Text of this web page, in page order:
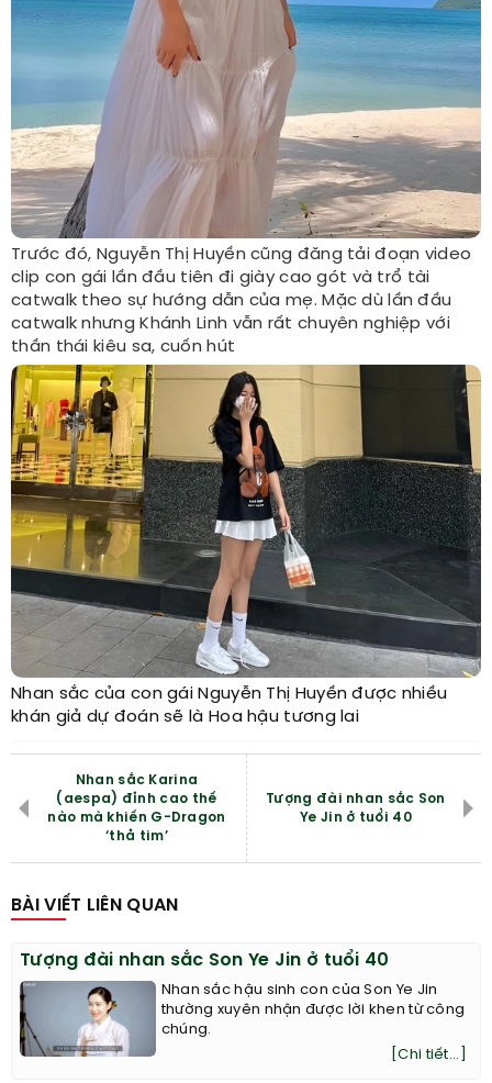
Trước đó, Nguyễn Thị Huyền cũng đăng tải đoạn video
clip con gái lần đầu tiên đi giày cao gót và trổ tài
catwalk theo sự hướng dẫn của mẹ. Mặc dù lần đầu
catwalk nhưng Khánh Linh vẫn rất chuyên nghiệp với
thần thái kiêu sa, cuốn hút
Nhan sắc của con gái Nguyễn Thị Huyền được nhiều
khán giả dự đoán sẽ là Hoa hậu tương lai
Nhan sắc Karina
(aespa) đỉnh cao thế
nào mà khiến G-Dragon
‘thả tim’
Tượng đài nhan sắc Son
Ye Jin ở tuổi 40
BÀI VIẾT LIÊN QUAN
Tượng đài nhan sắc Son Ye Jin ở tuổi 40
Nhan sắc hậu sinh con của Son Ye Jin
thường xuyên nhận được lời khen từ công
chúng.
[Chi tiết...]